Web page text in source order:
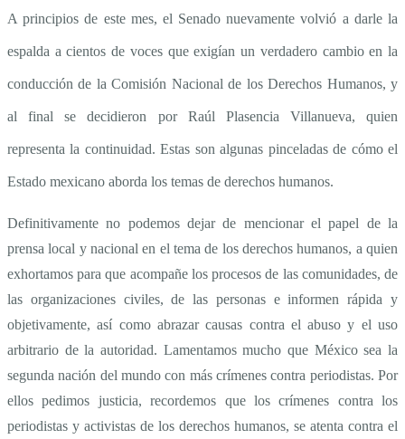
en
Jalisco
2009
Parte
II
A principios de este mes, el Senado nuevamente volvió a darle la
espalda a cientos de voces que exigían un verdadero cambio en la
conducción de la Comisión Nacional de los Derechos Humanos, y
al final se decidieron por Raúl Plasencia Villanueva, quien
representa la continuidad. Estas son algunas pinceladas de cómo el
Estado mexicano aborda los temas de derechos humanos.
Definitivamente no podemos dejar de mencionar el papel de la
prensa local y nacional en el tema de los derechos humanos, a quien
exhortamos para que acompañe los procesos de las comunidades, de
las organizaciones civiles, de las personas e informen rápida y
objetivamente, así como abrazar causas contra el abuso y el uso
arbitrario de la autoridad. Lamentamos mucho que México sea la
segunda nación del mundo con más crímenes contra periodistas. Por
ellos pedimos justicia, recordemos que los crímenes contra los
periodistas y activistas de los derechos humanos, se atenta contra el